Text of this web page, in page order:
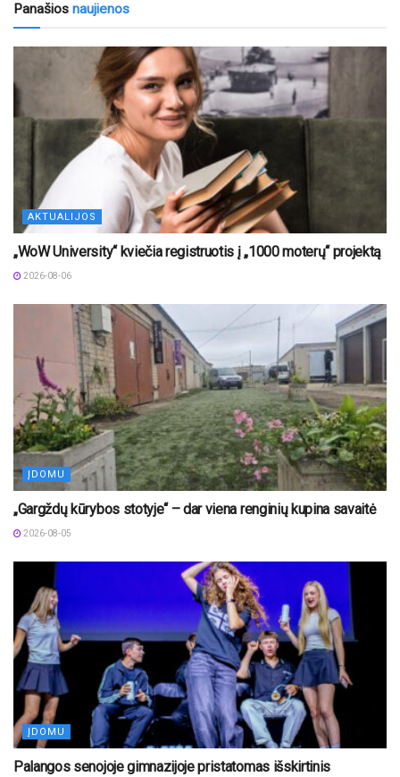
Panašios naujienos
AKTUALIJOS
„WoW University“ kviečia registruotis į „1000 moterų“ projektą
2026-08-06
ĮDOMU
„Gargždų kūrybos stotyje“ – dar viena renginių kupina savaitė
2026-08-05
ĮDOMU
Palangos senojoje gimnazijoje pristatomas išskirtinis